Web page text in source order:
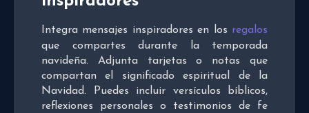
Integra mensajes inspiradores en los regalos
que compartes durante la temporada
navideña. Adjunta tarjetas o notas que
compartan el significado espiritual de la
Navidad. Puedes incluir versículos bíblicos,
reflexiones personales o testimonios de fe